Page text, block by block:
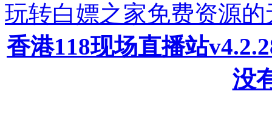
玩转白嫖之家免费资源
香港118现场直播站
没